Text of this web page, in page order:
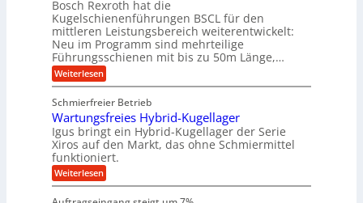
u
e
U
m
g
e
b
u
n
g
e
n
n
g
e
n
ä
z
i
s
e
H
u
b
e
w
e
g
u
n
g
e
o
m
o
t
i
v
e
n
d
M
a
s
c
h
i
l
e
r
W
e
r
k
z
e
u
g
k
r
e
i
s
Bosch Rexroth hat die
Kugelschienenführungen BSCL für den
mittleren Leistungsbereich weiterentwickelt:
Neu im Programm sind mehrteilige
Führungsschienen mit bis zu 50m Länge,…
Weiterlesen:
K
g
e
l
s
c
h
i
e
Schmierfreier Betrieb
Wartungsfreies Hybrid-Kugellager
Igus bringt ein Hybrid-Kugellager der Serie
Xiros auf den Markt, das ohne Schmiermittel
funktioniert.
Weiterlesen:
W